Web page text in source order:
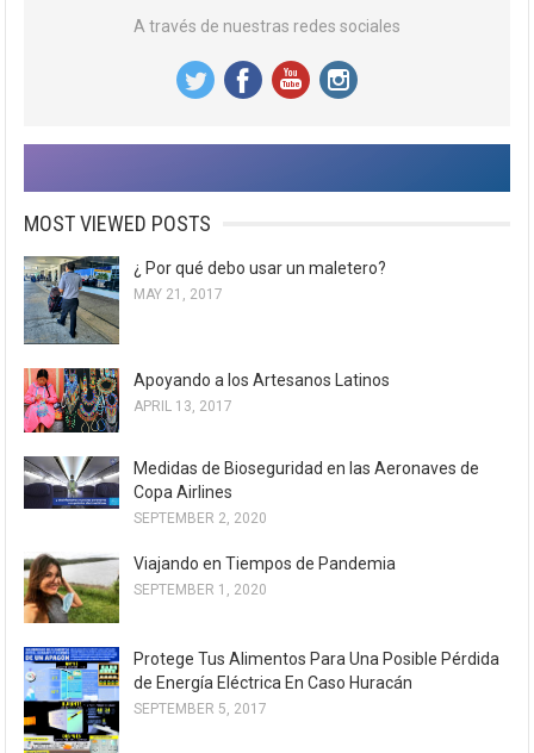
A través de nuestras redes sociales
MOST VIEWED POSTS
¿ Por qué debo usar un maletero?
MAY 21, 2017
Apoyando a los Artesanos Latinos
APRIL 13, 2017
Medidas de Bioseguridad en las Aeronaves de
Copa Airlines
SEPTEMBER 2, 2020
Viajando en Tiempos de Pandemia
SEPTEMBER 1, 2020
Protege Tus Alimentos Para Una Posible Pérdida
de Energía Eléctrica En Caso Huracán
SEPTEMBER 5, 2017